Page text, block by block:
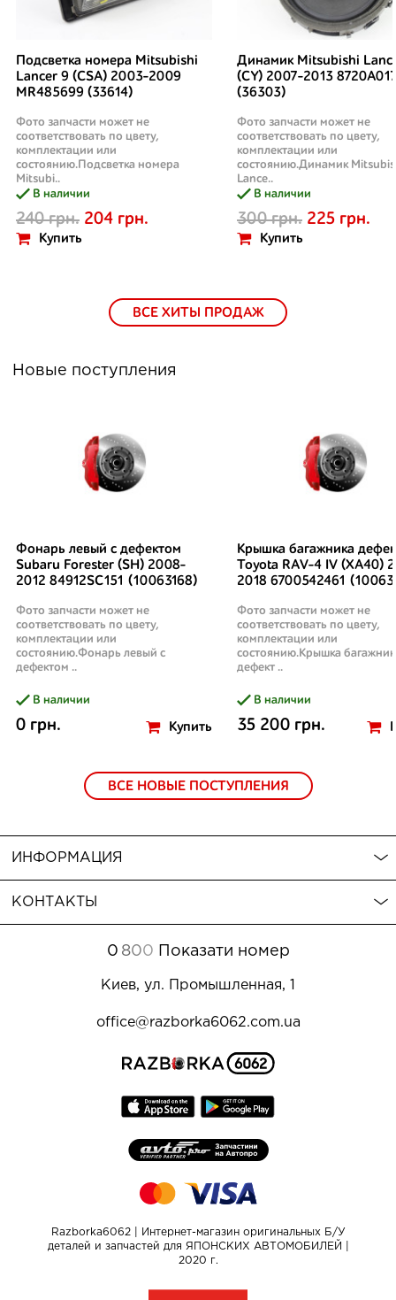
Подсветка номера Mitsubishi
Lancer 9 (CSA) 2003-2009
MR485699 (33614)
Фото запчасти может не
соответствовать по цвету,
комплектации или
состоянию.Подсветка номера
Mitsubi..
В наличии
240 грн. 204 грн.
Купить
Динамик Mitsubishi
(CY) 2007-2013
(36303)
Фото запчасти может не
соответствовать по цвету,
комплектации или
состоянию.Динамик
Lance..
В наличии
300 грн. 225 грн.
Купить
ВСЕ ХИТЫ ПРОДАЖ
Новые поступления
Фонарь левый с дефектом
Subaru Forester (SH) 2008-
2012 84912SC151 (10063168)
Фото запчасти может не
соответствовать по цвету,
комплектации или
состоянию.Фонарь левый с
дефектом ..
В наличии
0 грн. Купить
Крышка багажника
Toyota RAV-4 IV (XA40)
2018 6700542461
Фото запчасти может не
соответствовать по цвету,
комплектации или
состоянию.Крышка
дефект ..
В наличии
35 200 грн.
ВСЕ НОВЫЕ ПОСТУПЛЕНИЯ
ИНФОРМАЦИЯ
КОНТАКТЫ
0 800 Показати номер
Киев, ул. Промышленная, 1
office@razborka6062.com.ua
Razborka6062 | Интернет-магазин оригинальных Б/У
деталей и запчастей для ЯПОНСКИХ АВТОМОБИЛЕЙ |
2020 г.